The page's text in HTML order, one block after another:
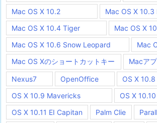
Mac OS X 10.2
Mac OS X 10.3
Mac OS X 10.4 Tiger
Mac OS X
Mac OS X 10.6 Snow Leopard
Mac
Mac OS Xのショートカットキー
Macア
Nexus7 OpenOffice
OS X
OS X 10.9 Mavericks
OS X
OS X 10.11 EI Capitan
Palm Clie